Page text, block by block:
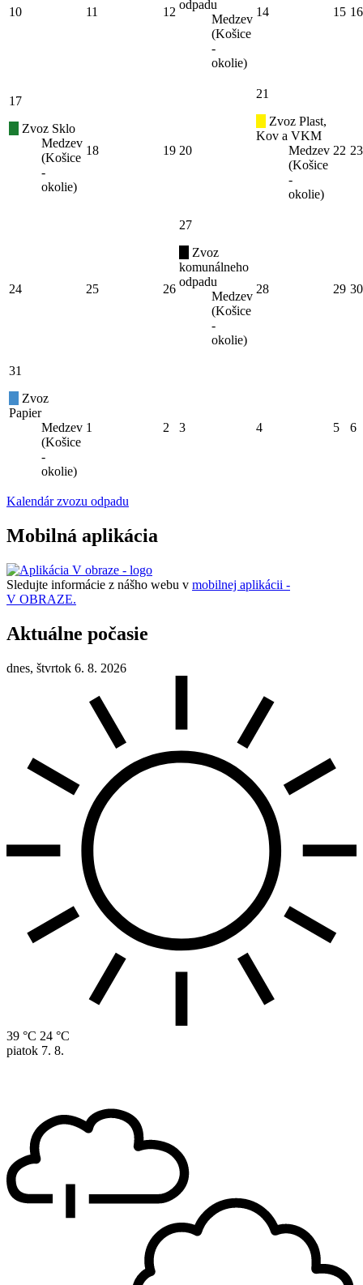
10 11 12
odpadu
Medzev
(Košice
-
okolie)
14 15 16
17
Zvoz Sklo
Medzev
(Košice
-
okolie)
18 19 20
21
Zvoz Plast,
Kov a VKM
Medzev
(Košice
-
okolie)
22 23
24 25 26
27
Zvoz
komunálneho
odpadu
Medzev
(Košice
-
okolie)
28 29 30
31
Zvoz
Papier
Medzev
(Košice
-
okolie)
1 2 3 4 5 6
Kalendár zvozu odpadu
Mobilná aplikácia
Sledujte informácie z nášho webu v mobilnej aplikácii -
V OBRAZE.
Aktuálne počasie
dnes, štvrtok 6. 8. 2026
39 °C 24 °C
piatok 7. 8.